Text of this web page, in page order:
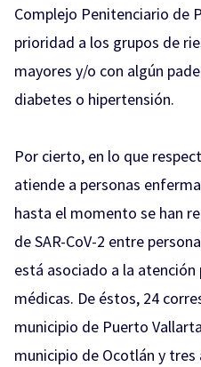
Complejo Penitenciario de
prioridad a los grupos de
mayores y/o con algún
diabetes o hipertensión.
Por cierto, en lo que
atiende a personas
hasta el momento se han
de SAR-CoV-2 entre
está asociado a la
médicas. De éstos, 24
municipio de Puerto
municipio de Ocotlán y tres